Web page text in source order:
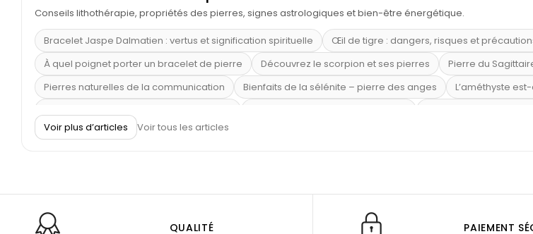
Conseils lithothérapie, propriétés des pierres, signes astrologiques et bien-être énergétique.
Bracelet Jaspe Dalmatien : vertus et signification spirituelle
Œil de tigre : dangers, risques et
À quel poignet porter un bracelet de pierre
Découvrez le scorpion et ses pierres Pierre du
Pierres naturelles de la communication
Bienfaits de la sélénite – pierre des anges L’améthyste
Pierre de lave : propriétés et bienfaits
Obsidienne noire : danger ?
Guide des pierres de protection Associer l’œil de tigre Porter
Voir plus d’articles Voir tous les articles
QUALITÉ PAIEMENT